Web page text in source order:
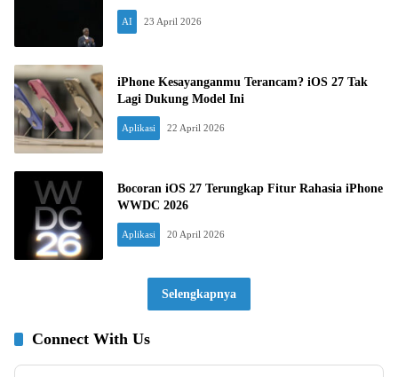
AI 23 April 2026
iPhone Kesayanganmu Terancam? iOS 27 Tak
Lagi Dukung Model Ini
Aplikasi 22 April 2026
Bocoran iOS 27 Terungkap Fitur Rahasia iPhone
WWDC 2026
Aplikasi 20 April 2026
Selengkapnya
Connect With Us